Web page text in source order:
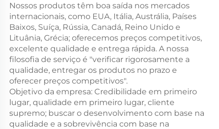
Nossos produtos têm boa saída nos mercados
internacionais, como EUA, Itália, Austrália, Países
Baixos, Suíça, Rússia, Canadá, Reino Unido e
Lituânia, Grécia; oferecemos preços competitivos,
excelente qualidade e entrega rápida. A nossa
filosofia de serviço é "verificar rigorosamente a
qualidade, entregar os produtos no prazo e
oferecer preços competitivos".
Objetivo da empresa: Credibilidade em primeiro
lugar, qualidade em primeiro lugar, cliente
supremo; buscar o desenvolvimento com base na
qualidade e a sobrevivência com base na